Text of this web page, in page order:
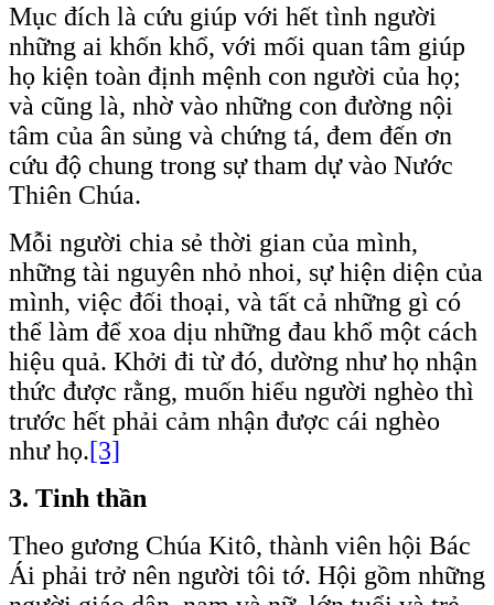
Mục đích là cứu giúp với hết tình người
những ai khốn khổ, với mối quan tâm giúp
họ kiện toàn định mệnh con người của họ;
và cũng là, nhờ vào những con đường nội
tâm của ân sủng và chứng tá, đem đến ơn
cứu độ chung trong sự tham dự vào Nước
Thiên Chúa.
Mỗi người chia sẻ thời gian của mình,
những tài nguyên nhỏ nhoi, sự hiện diện của
mình, việc đối thoại, và tất cả những gì có
thể làm để xoa dịu những đau khổ một cách
hiệu quả. Khởi đi từ đó, dường như họ nhận
thức được rằng, muốn hiểu người nghèo thì
trước hết phải cảm nhận được cái nghèo
như họ.[3]
3. Tinh thần
Theo gương Chúa Kitô, thành viên hội Bác
Ái phải trở nên người tôi tớ. Hội gồm những